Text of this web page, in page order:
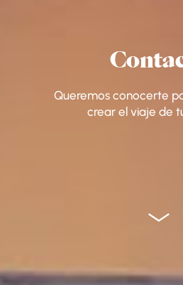
Queremos conocerte
crear el viaje de